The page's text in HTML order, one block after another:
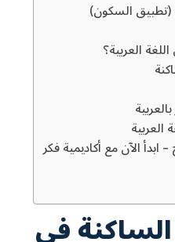
(تطبيق السكون)
العربية؟
الآن مع أكاديمية فكر
في